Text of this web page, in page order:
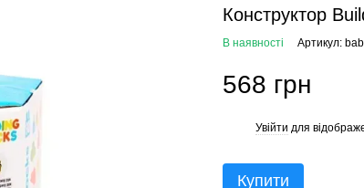
Конструктор
В наявності Артикул:
568 грн
Увійти для
Купити